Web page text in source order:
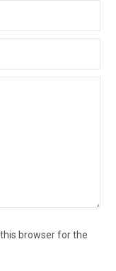
browser for the